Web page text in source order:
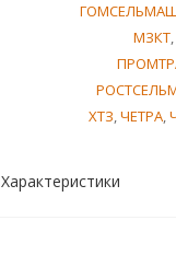
МЗКТ,
ХТЗ,ЧЕТРА,
Характеристики